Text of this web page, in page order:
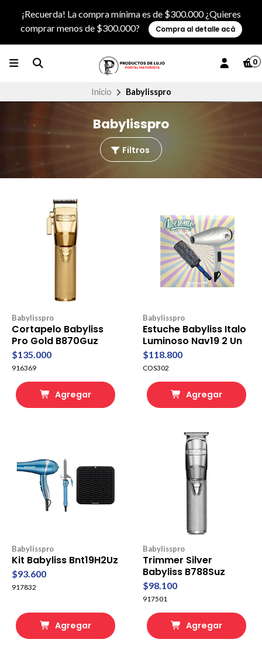
¡Recuerda! La compra mínima es de $300.000 ¿Quieres
comprar menos de $300.000?
Compra al detalle acá
0
Inicio Babylisspro
Babylisspro
Filtros
Babylisspro
Cortapelo Babyliss
Pro Gold B870Guz
$135.000
916369
Agregar
Babylisspro
Estuche Babyliss Italo
Luminoso Nav19 2 Un
$118.800
COS302
Agregar
Babylisspro
Kit Babyliss Bnt19H2Uz
$93.600
917832
Agregar
Babylisspro
Trimmer Silver
Babyliss B788Suz
$98.100
917501
Agregar